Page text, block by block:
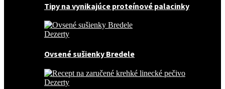
Tipy na vynikajúce proteínové palacinky
Dezerty
Ovsené sušienky Bredele
Dezerty